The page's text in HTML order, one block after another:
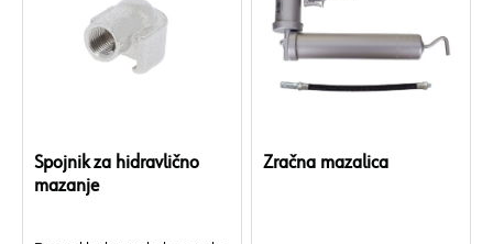
Spojnik za hidravlično
mazanje
Zračna mazalica